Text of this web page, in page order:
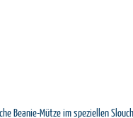
Beanie-Mütze im speziellen